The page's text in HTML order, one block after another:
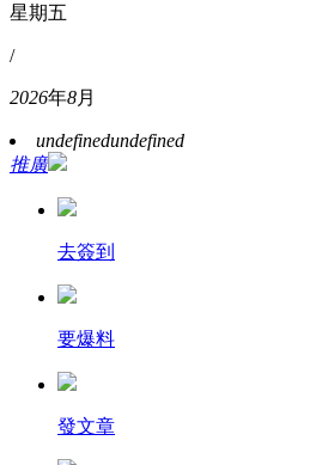
星期五
/
2026年8月
undefinedundefined
推廣
去簽到
要爆料
發文章